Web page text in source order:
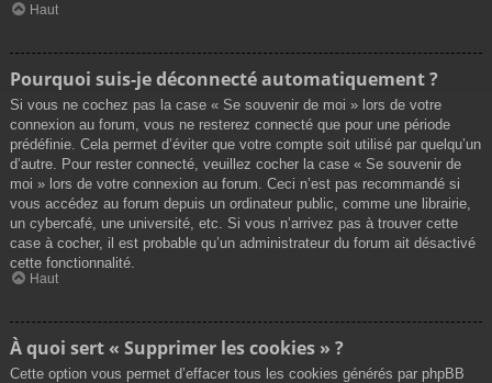
Haut
Pourquoi suis-je déconnecté automatiquement ?
Si vous ne cochez pas la case « Se souvenir de moi » lors de votre
connexion au forum, vous ne resterez connecté que pour une période
prédéfinie. Cela permet d’éviter que votre compte soit utilisé par quelqu’un
d’autre. Pour rester connecté, veuillez cocher la case « Se souvenir de
moi » lors de votre connexion au forum. Ceci n’est pas recommandé si
vous accédez au forum depuis un ordinateur public, comme une librairie,
un cybercafé, une université, etc. Si vous n’arrivez pas à trouver cette
case à cocher, il est probable qu’un administrateur du forum ait désactivé
cette fonctionnalité.
Haut
À quoi sert « Supprimer les cookies » ?
Cette option vous permet d’effacer tous les cookies générés par phpBB